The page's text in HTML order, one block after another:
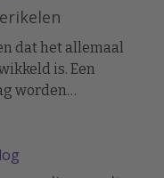
ADHD
maakt de
indirect
Dit is verboden op
Wet gelijke
dat het allemaal
is. Een
worden
Toch gaat het